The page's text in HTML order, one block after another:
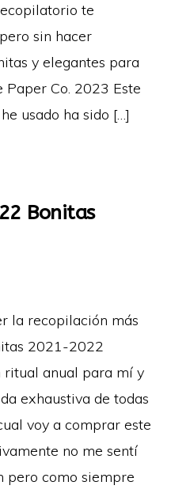
te
sin hacer
y elegantes para
Co. 2023 Este
usado ha sido […]
Bonitas
la recopilación más
2021-2022
ritual anual para mí y
exhaustiva de todas
voy a comprar este
no me sentí
pero como siempre